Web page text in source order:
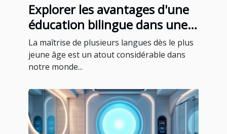
Explorer les avantages d'une
éducation bilingue dans une
école maternelle privée
La maîtrise de plusieurs langues dès le plus
jeune âge est un atout considérable dans
notre monde...